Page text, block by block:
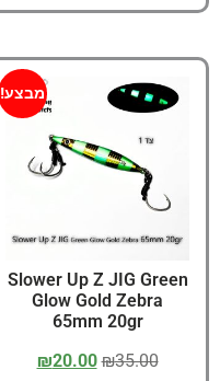
מבצע!
Slower Up Z JIG Green
Glow Gold Zebra
65mm 20gr
₪35.00
₪20.00